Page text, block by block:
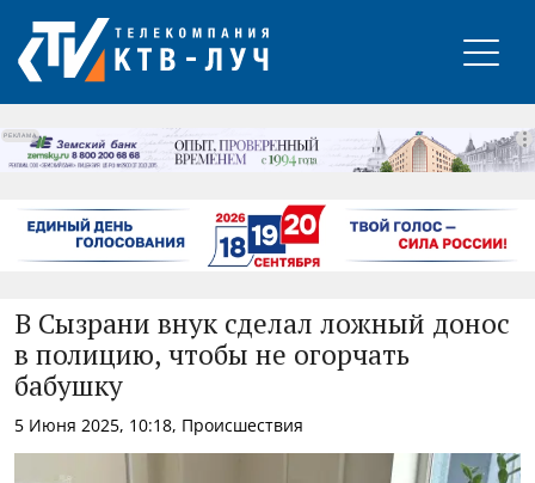
РЕКЛАМА
В Сызрани внук сделал ложный донос
в полицию, чтобы не огорчать
бабушку
5 Июня 2025, 10:18, Происшествия